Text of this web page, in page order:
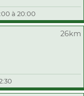
à 20:00
26km